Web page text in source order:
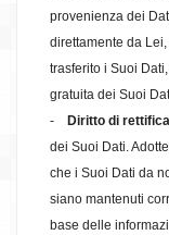
provenienza dei
direttamente da
trasferito i Suoi
gratuita dei Suoi
-
Diritto di
dei Suoi Dati.
che i Suoi Dati da
siano mantenuti
base delle